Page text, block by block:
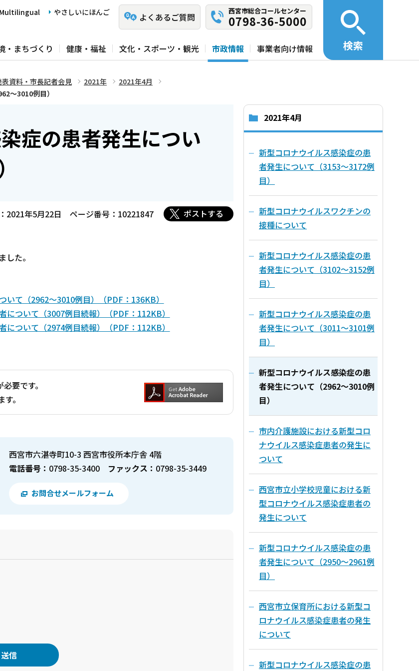
Multilingual やさしいにほんご よくあるご質問
西宮市総合コールセンター
0798-36-5000
・まちづくり 健康・福祉 文化・スポーツ・観光 市政情報 事業者向け情報 検索
資料・市長記者会見 2021年
2021年4月
～3010例目）
症の患者発生につい
2021年5月22日 ページ番号：10221847 ポストする
た。
いて（2962～3010例目）（PDF：136KB）
について（3007例目続報）（PDF：112KB）
について（2974例目続報）（PDF：112KB）
要です。
。
西宮市六湛寺町10-3 西宮市役所本庁舎 4階
電話番号： 0798-35-3400 ファックス： 0798-35-3449
お問合せメールフォーム
2021年4月
新型コロナウイルス感染症の患
者発生について（3153～3172例
目）
新型コロナウイルスワクチンの
接種について
新型コロナウイルス感染症の患
者発生について（3102～3152例
目）
新型コロナウイルス感染症の患
者発生について（3011～3101例
目）
新型コロナウイルス感染症の患
者発生について（2962～3010例
目）
市内介護施設における新型コロ
ナウイルス感染症患者の発生に
ついて
西宮市立小学校児童における新
型コロナウイルス感染症患者の
発生について
新型コロナウイルス感染症の患
者発生について（2950～2961例
目）
西宮市立保育所における新型コ
ロナウイルス感染症患者の発生
について
新型コロナウイルス感染症の患